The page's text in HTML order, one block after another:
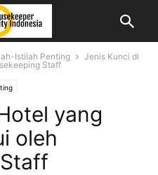
Istilah Penting
Jenis Kunci di
Staff
yang
oleh